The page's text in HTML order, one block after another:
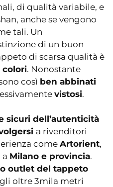
di qualità variabile, e
anche se vengono
tali. Un
di un buon
di scarsa qualità è
colori. Nonostante
così ben abbinati
vistosi.
sicuri dell’autenticità
a rivenditori
come Artorient,
a Milano e provincia.
outlet del tappeto
oltre 3mila metri